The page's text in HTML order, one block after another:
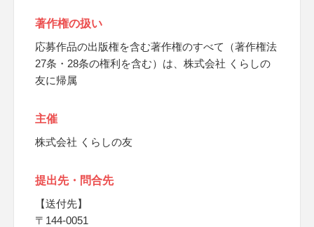
著作権の扱い
応募作品の出版権を含む著作権のすべて（著作権法
27条・28条の権利を含む）は、株式会社 くらしの
友に帰属
主催
株式会社 くらしの友
提出先・問合先
【送付先】
〒144-0051